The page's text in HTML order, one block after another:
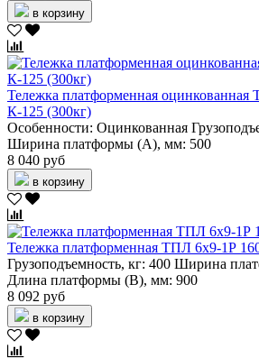
в корзину
Тележка платформенная
К-125 (300кг)
Особенности: Оцинкованная
Ширина платформы (А), мм: 500
8 040 руб
в корзину
Тележка платформенная ТПЛ 6х9-1Р
Грузоподъемность, кг: 400 Ширина
Длина платформы (В), мм: 900
8 092 руб
в корзину